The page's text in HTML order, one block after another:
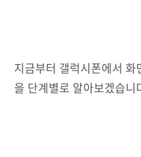
지금부터 갤럭시폰에서
을 단계별로 알아보겠습니